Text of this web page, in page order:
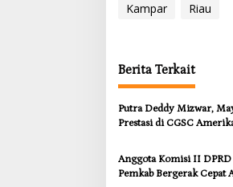
Kampar Riau
Berita Terkait
Putra Deddy Mizwar,
Prestasi di CGSC
Anggota Komisi II
Pemkab Bergerak Cepat